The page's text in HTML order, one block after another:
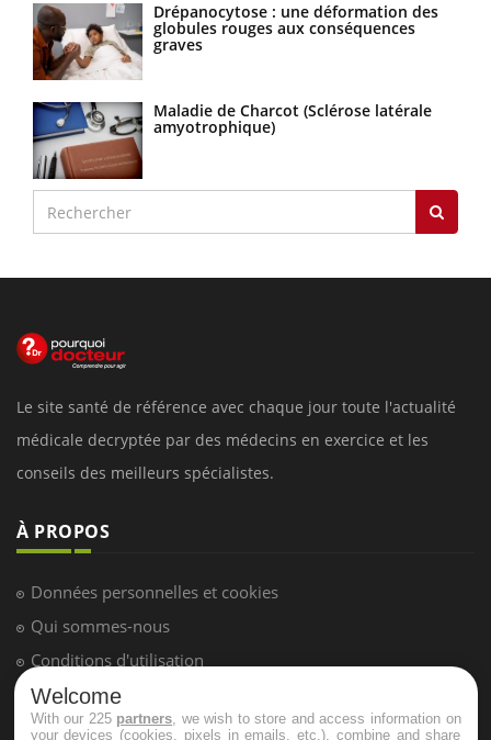
Drépanocytose : une déformation des
globules rouges aux conséquences
graves
Maladie de Charcot (Sclérose latérale
amyotrophique)
Le site santé de référence avec chaque jour toute l'actualité
médicale decryptée par des médecins en exercice et les
conseils des meilleurs spécialistes.
À PROPOS
Données personnelles et cookies
Qui sommes-nous
Conditions d'utilisation
Plan du site
Mentions Légales
Welcome
With our 225 partners , we wish to store and access information on
your devices (cookies, pixels in emails, etc.), combine and share